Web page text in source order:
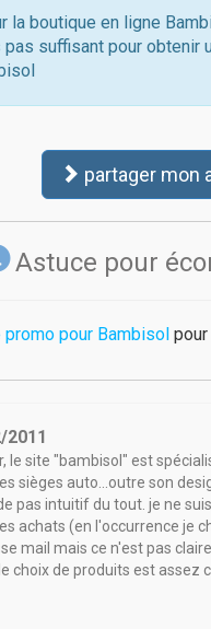
la boutique en ligne
suffisant pour obtenir
partager mon
Astuce pour
promo pour Bambisolpour
2011
le site "bambisol" est
sièges auto...outre son
pas intuitif du tout. je ne
achats (en l'occurrence je
mail mais ce n'est pas
choix de produits est assez